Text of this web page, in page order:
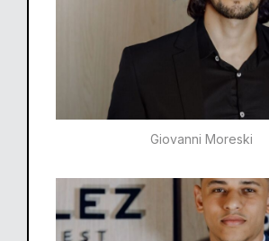
Giovanni Moreski